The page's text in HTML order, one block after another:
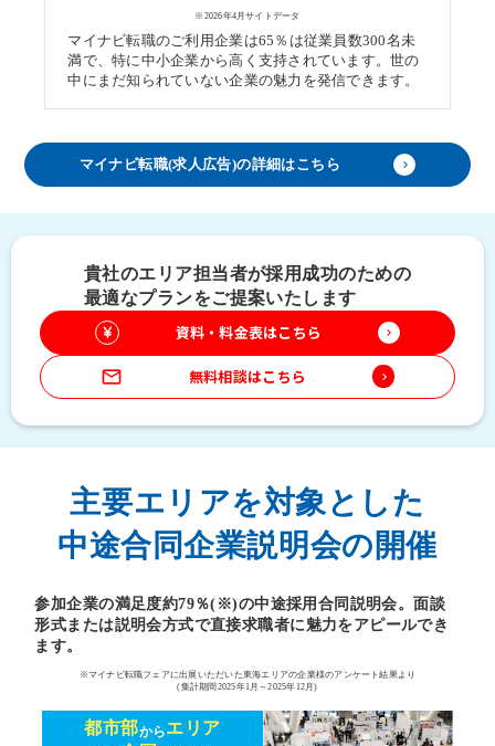
※2026年4月サイトデータ
マイナビ転職のご利用企業は65％は従業員数300名未
満で、特に中小企業から高く支持されています。世の
中にまだ知られていない企業の魅力を発信できます。
マイナビ転職(求人広告)の詳細はこちら keyboard_arrow_right
貴社のエリア担当者が採用成功のための
最適なプランをご提案いたします
資料・料金表はこちら keyboard_arrow_right
mail_outline 無料相談はこちら keyboard_arrow_right
主要エリアを対象とした
中途合同企業説明会の開催
参加企業の満足度約79％(※)の中途採用合同説明会。面談
形式または説明会方式で直接求職者に魅力をアピールでき
ます。
※マイナビ転職フェアに出展いただいた東海エリアの企業様のアンケート結果より
(集計期間2025年1月～2025年12月)
都市部からエリア